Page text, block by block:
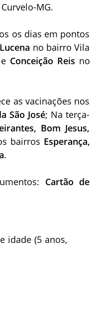
MG.
os dias em pontos
no bairro Vila
Conceição Reis no
as vacinações nos
São José; Na terça-
Bom Jesus,
bairros Esperança,
.
Cartão de
idade (5 anos,